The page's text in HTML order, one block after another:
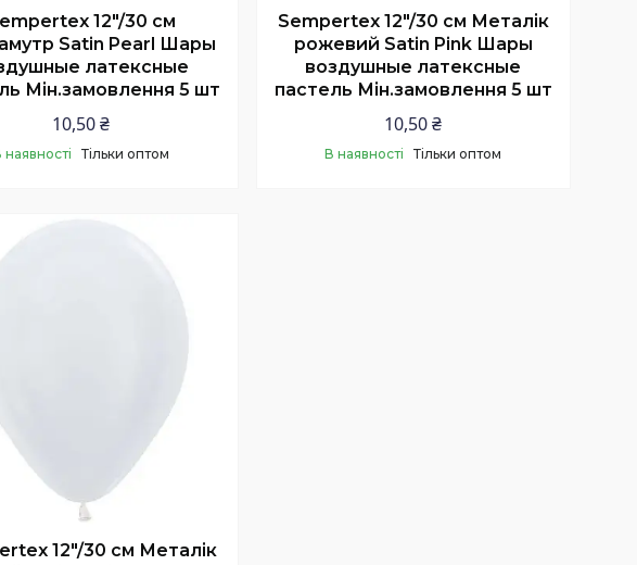
12"/30 см
Satin Pearl Шары
латексные
Мін.замовлення 5 шт
10,50 ₴
наявності Тільки оптом
Sempertex 12"/30 см Металік
рожевий Satin Pink Шары
воздушные латексные
пастель Мін.замовлення 5 шт
10,50 ₴
В наявності Тільки оптом
12"/30 см Металік